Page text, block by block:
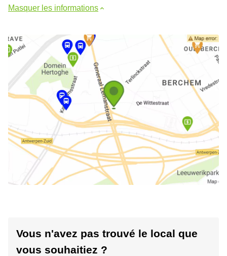
Masquer les informations
Vous n'avez pas trouvé le local que
vous souhaitiez ?